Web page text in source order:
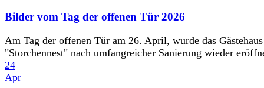
Bilder vom Tag der offenen Tür 2026
Am Tag der offenen Tür am 26. April, wurde das Gästehaus
"Storchennest" nach umfangreicher Sanierung wieder
24
Apr